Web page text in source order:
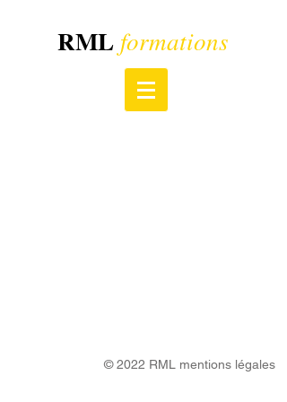
RML formations
© 2022 RML mentions légales